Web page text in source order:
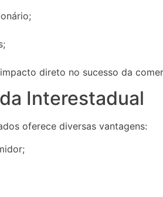
direto no sucesso da
Interestadual
oferece diversas vantagens: